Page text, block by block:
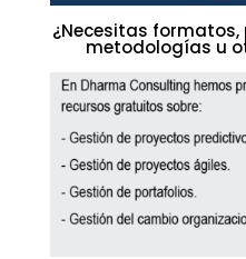
¿Necesitas
metodologías u